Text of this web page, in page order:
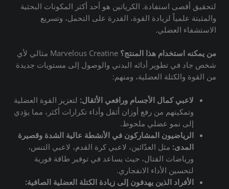
لتحقيق أقصى استفادة. الكرياتين هو أحد أكثر المكونات البحثية
والمثبتة علمياً لزيادة القوة، القدرة على التحمل، وتسريع
الاستشفاء العضلي.
من يمكنه استخدام هذا المنتج؟
Marvelous Creatine مثالي لأي
شخص جاد في تطوير أدائه البدني والوصول إلى مستويات جديدة
من القوة والكتلة العضلية، ومنهم:
لاعبي كمال الأجسام ورافعي الأثقال: لتعزيز القوة العضلية
وتمكينهم من رفع أوزان أثقل وأداء تكرارات أكثر، مما يؤدي
إلى نمو عضلي ملحوظ.
الرياضيون المشاركون في الأنشطة عالية الشدة وقصيرة
المدى: مثل العدّائين، لاعبي كرة القدم، لاعبي التنس،
ورياضات القتال، حيث يساعد في توفير طاقة فورية
لتحسين الأداء الانفجاري.
الأفراد الذين يهدفون إلى زيادة الكتلة العضلية الصافية: